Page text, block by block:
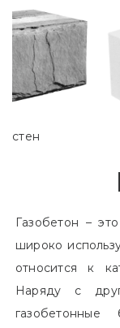
Газобетон –
широко
относится к
Наряду с
газобетонные блоки часто используются при